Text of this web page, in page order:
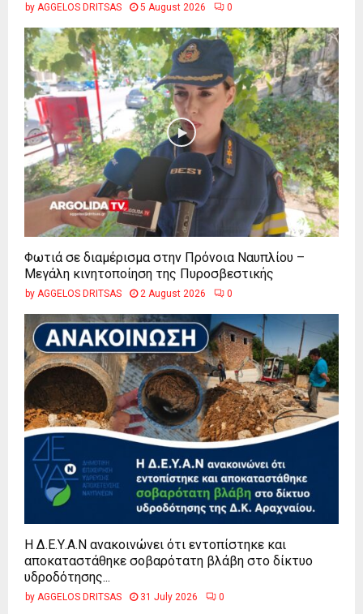
by AGGELOS DRITSAS 5 August 2026 0
Φωτιά σε διαμέρισμα στην Πρόνοια Ναυπλίου –
Μεγάλη κινητοποίηση της Πυροσβεστικής
by AGGELOS DRITSAS 2 August 2026 0
Η Δ.Ε.Υ.Α.Ν ανακοινώνει ότι εντοπίστηκε και
αποκαταστάθηκε σοβαρότατη βλάβη στο δίκτυο
υδροδότησης...
by AGGELOS DRITSAS 31 July 2026 0